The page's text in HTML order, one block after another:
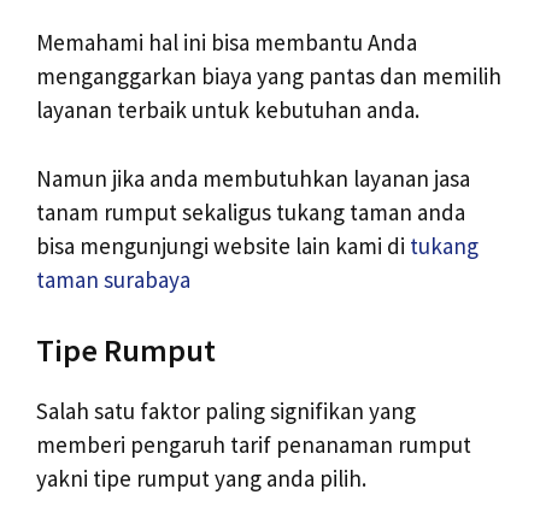
Memahami hal ini bisa membantu Anda
menganggarkan biaya yang pantas dan memilih
layanan terbaik untuk kebutuhan anda.
Namun jika anda membutuhkan layanan jasa
tanam rumput sekaligus tukang taman anda
bisa mengunjungi website lain kami di tukang
taman surabaya
Tipe Rumput
Salah satu faktor paling signifikan yang
memberi pengaruh tarif penanaman rumput
yakni tipe rumput yang anda pilih.